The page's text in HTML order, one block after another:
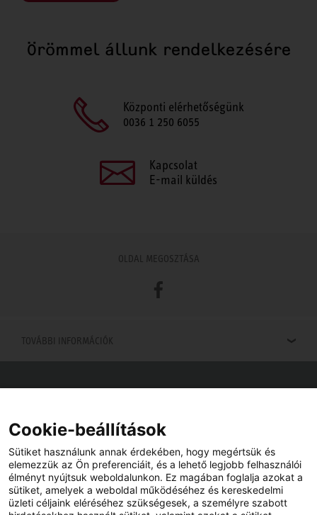
Örömmel állunk rendelkezésére
Központi elérhetőségünk
0036 1 250 6055
Kapcsolat
E-mail küldés
OLDAL MEGOSZTÁSA
Facebook
TOVÁBBI INFORMÁCIÓK
Viszonteladót keres az Ön közelében? Nem probléma.
Cookie-beállítások
Sütiket használunk annak érdekében, hogy megértsük és
elemezzük az Ön preferenciáit, és a lehető legjobb felhasználói
élményt nyújtsuk weboldalunkon. Ez magában foglalja azokat a
sütiket, amelyek a weboldal működéséhez és kereskedelmi
üzleti céljaink eléréséhez szükségesek, a személyre szabott